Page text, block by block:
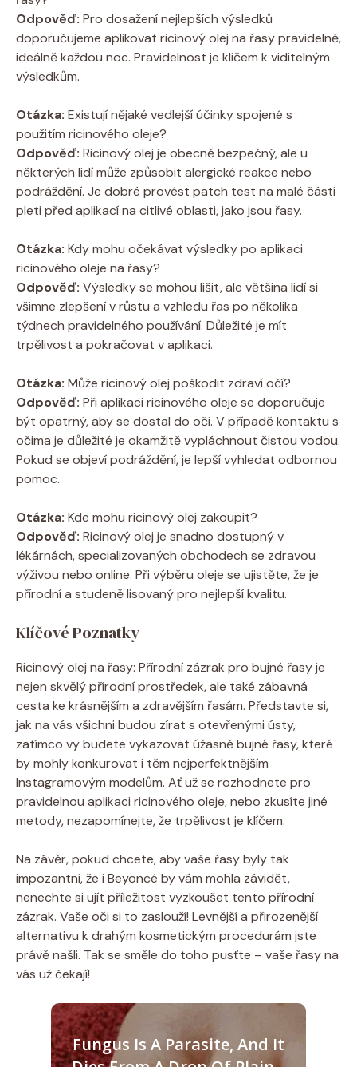
Odpověď: Pro dosažení nejlepších výsledků
doporučujeme aplikovat ricinový olej na řasy pravidelně,
ideálně každou noc. Pravidelnost je klíčem k viditelným
výsledkům.
Otázka: Existují nějaké vedlejší účinky spojené s
použitím ricinového oleje?
Odpověď: Ricinový olej je obecně bezpečný, ale u
některých lidí může způsobit alergické reakce nebo
podráždění. Je dobré provést patch test na malé části
pleti před aplikací na citlivé oblasti, jako jsou řasy.
Otázka: Kdy mohu očekávat výsledky po aplikaci
ricinového oleje na řasy?
Odpověď: Výsledky se mohou lišit, ale většina lidí si
všimne zlepšení v růstu a vzhledu řas po několika
týdnech pravidelného používání. Důležité je mít
trpělivost a pokračovat v aplikaci.
Otázka: Může ricinový olej poškodit zdraví očí?
Odpověď: Při aplikaci ricinového oleje se doporučuje
být opatrný, aby se dostal do očí. V případě kontaktu s
očima je důležité je okamžitě vypláchnout čistou vodou.
Pokud se objeví podráždění, je lepší vyhledat odbornou
pomoc.
Otázka: Kde mohu ricinový olej zakoupit?
Odpověď: Ricinový olej je snadno dostupný v
lékárnách, specializovaných obchodech se zdravou
výživou nebo online. Při výběru oleje se ujistěte, že je
přírodní a studeně lisovaný pro nejlepší kvalitu.
Klíčové Poznatky
Ricinový olej na řasy: Přírodní zázrak pro bujné řasy je
nejen skvělý přírodní prostředek, ale také zábavná
cesta ke krásnějším a zdravějším řasám. Představte si,
jak na vás všichni budou zírat s otevřenými ústy,
zatímco vy budete vykazovat úžasně bujné řasy, které
by mohly konkurovat i těm nejperfektnějším
Instagramovým modelům. Ať už se rozhodnete pro
pravidelnou aplikaci ricinového oleje, nebo zkusíte jiné
metody, nezapomínejte, že trpělivost je klíčem.
Na závěr, pokud chcete, aby vaše řasy byly tak
impozantní, že i Beyoncé by vám mohla závidět,
nenechte si ujít příležitost vyzkoušet tento přírodní
zázrak. Vaše oči si to zaslouží! Levnější a přirozenější
alternativu k drahým kosmetickým procedurám jste
právě našli. Tak se směle do toho pusťte – vaše řasy na
vás už čekají!
Fungus Is A Parasite, And It